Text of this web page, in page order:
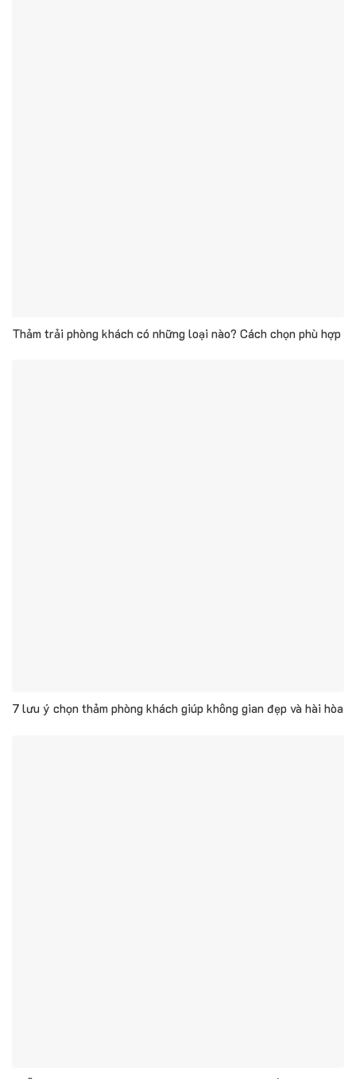
Thảm trải phòng khách có những loại nào? Cách chọn phù hợp
7 lưu ý chọn thảm phòng khách giúp không gian đẹp và hài hòa